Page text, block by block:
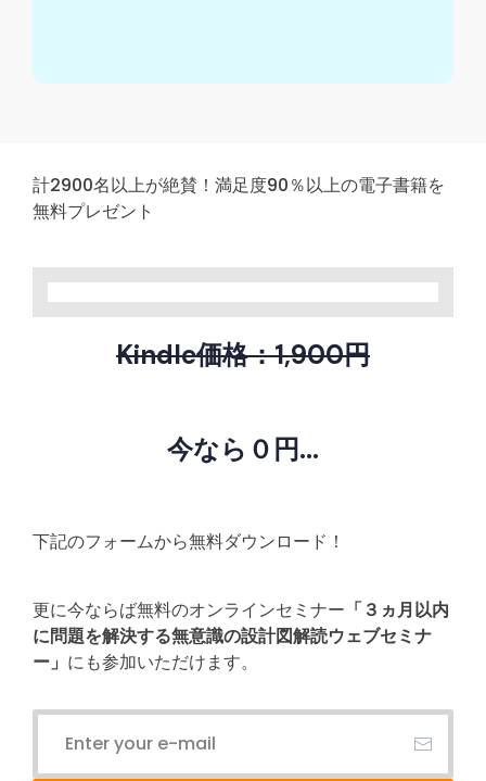
計2900名以上が絶賛！満足度90％以上の電子書籍を
無料プレゼント
Kindle価格：1,900円
今なら０円...
下記のフォームから無料ダウンロード！
更に今ならば無料のオンラインセミナー 「３ヵ月以内
に問題を解決する無意識の設計図解読ウェブセミナ
ー」 にも参加いただけます。